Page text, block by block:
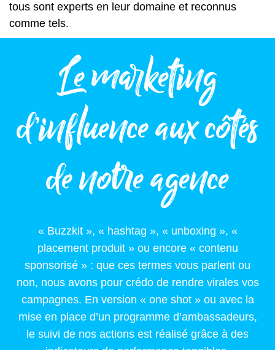
tous sont experts en leur domaine et reconnus
comme tels.
Le marketing
d’influence aux côtés
de notre agence
« Buzzkit », « hashtag », « unboxing », «
placement produit » ou encore « contenu
sponsorisé » : que ces termes vous parlent ou
non, nous avons pour crédo de rendre virales vos
campagnes. En version « one shot » ou avec la
mise en place d’un programme d’ambassadeurs,
le suivi de nos actions est réalisé grâce à des